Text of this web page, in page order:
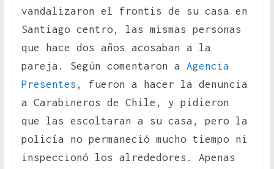
vandalizaron el frontis de su casa en
Santiago centro, las mismas personas
que hace dos años acosaban a la
pareja. Según comentaron a Agencia
Presentes , fueron a hacer la denuncia
a Carabineros de Chile, y pidieron
que las escoltaran a su casa, pero la
policía no permaneció mucho tiempo ni
inspeccionó los alrededores. Apenas